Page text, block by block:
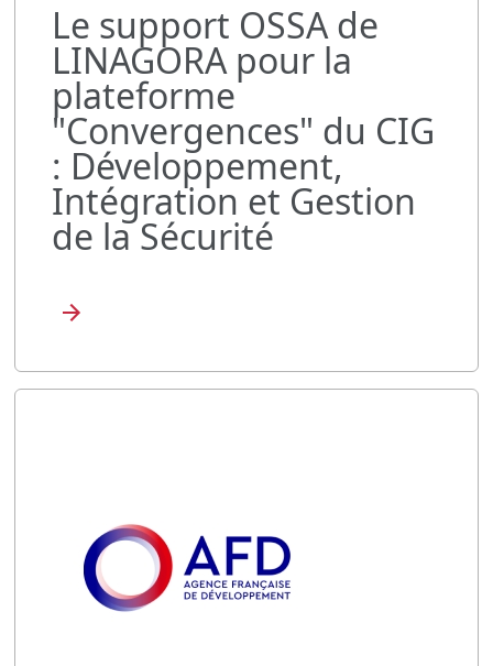
Le support OSSA de
LINAGORA pour la
plateforme
"Convergences" du CIG
: Développement,
Intégration et Gestion
de la Sécurité